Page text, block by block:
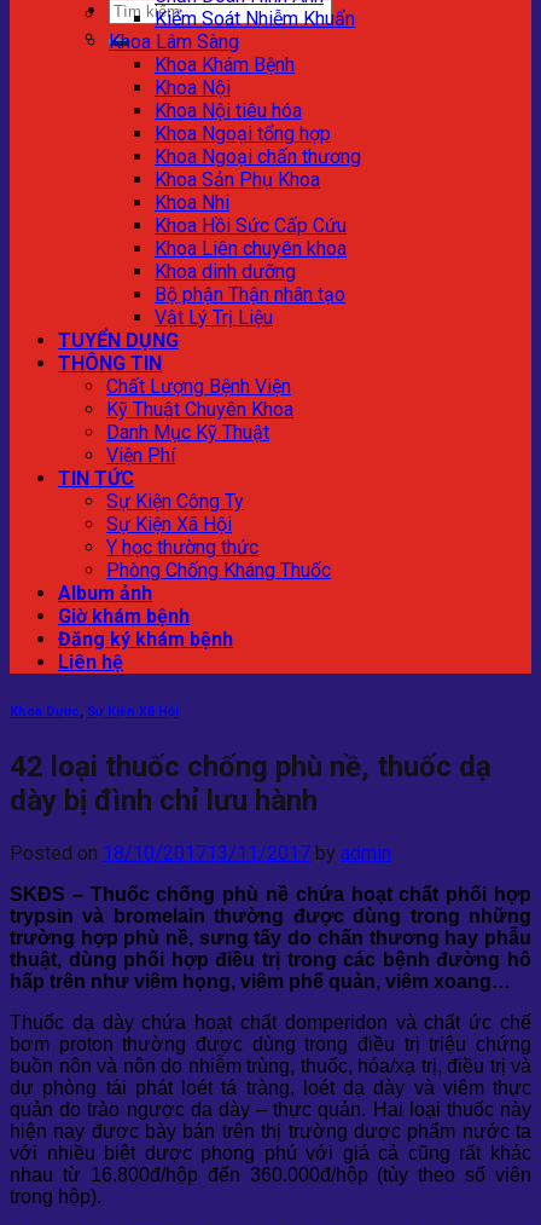
Kiểm Soát Nhiễm Khuẩn
Khoa Lâm Sàng
Khoa Khám Bệnh
Khoa Nội
Khoa Nội tiêu hóa
Khoa Ngoại tổng hợp
Khoa Ngoại chấn thương
Khoa Sản Phụ Khoa
Khoa Nhi
Khoa Hồi Sức Cấp Cứu
Khoa Liên chuyên khoa
Khoa dinh dưỡng
Bộ phận Thận nhân tạo
Vật Lý Trị Liệu
TUYỂN DỤNG
THÔNG TIN
Chất Lượng Bệnh Viện
Kỹ Thuật Chuyên Khoa
Danh Mục Kỹ Thuật
Viện Phí
TIN TỨC
Sự Kiện Công Ty
Sự Kiện Xã Hội
Y học thường thức
Phòng Chống Kháng Thuốc
Album ảnh
Giờ khám bệnh
Đăng ký khám bệnh
Liên hệ
Khoa Dược, Sự Kiện Xã Hội
42 loại thuốc chống phù nề, thuốc dạ
dày bị đình chỉ lưu hành
Posted on 18/10/201713/11/2017 by admin
SKĐS – Thuốc chống phù nề chứa hoạt chất phối hợp
trypsin và bromelain thường được dùng trong những
trường hợp phù nề, sưng tấy do chấn thương hay phẫu
thuật, dùng phối hợp điều trị trong các bệnh đường hô
hấp trên như viêm họng, viêm phế quản, viêm xoang…
Thuốc dạ dày chứa hoạt chất domperidon và chất ức chế
bơm proton thường được dùng trong điều trị triệu chứng
buồn nôn và nôn do nhiễm trùng, thuốc, hóa/xạ trị, điều trị và
dự phòng tái phát loét tá tràng, loét dạ dày và viêm thực
quản do trào ngược dạ dày – thực quản. Hai loại thuốc này
hiện nay được bày bán trên thị trường dược phẩm nước ta
với nhiều biệt dược phong phú với giá cả cũng rất khác
nhau từ 16.800đ/hộp đến 360.000đ/hộp (tùy theo số viên
trong hộp).